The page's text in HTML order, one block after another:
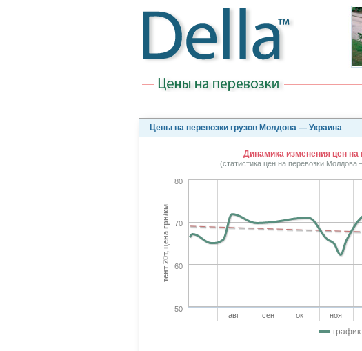
Цены на перевозки грузов Молдова — Украина
Динамика изменения цен на
(статистика цен на перевозки
авг сен окт ноя
50
60
70
80
тент 20т, цена грн/км